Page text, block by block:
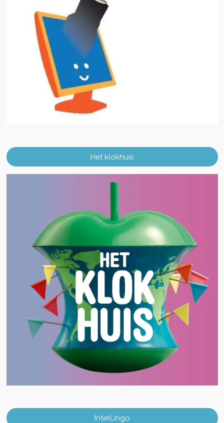
Het klokhuis
InterLingo